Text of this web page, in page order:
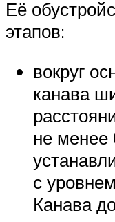
Её
этапов:
вокруг
канава
не менее
с
Канава